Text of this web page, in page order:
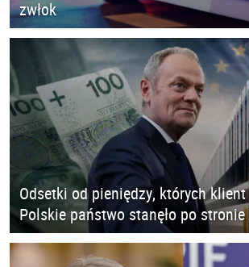
zwłok
Odsetki od pieniędzy, których klient
Polskie państwo stanęło po